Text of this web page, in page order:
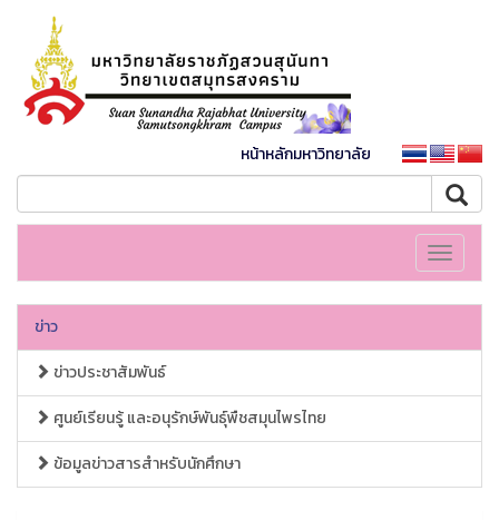
หน้าหลักมหาวิทยาลัย
Toggle
ข่าว
ข่าวประชาสัมพันธ์
ศูนย์เรียนรู้ และอนุรักษ์พันธุ์พืชสมุนไพรไทย
ข้อมูลข่าวสารสำหรับนักศึกษา